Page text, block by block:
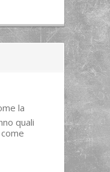
la
quali